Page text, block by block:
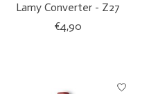
Lamy Converter - Z27
€4,90